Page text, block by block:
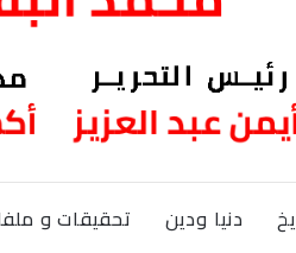
دنيا ودين تحقيقات و